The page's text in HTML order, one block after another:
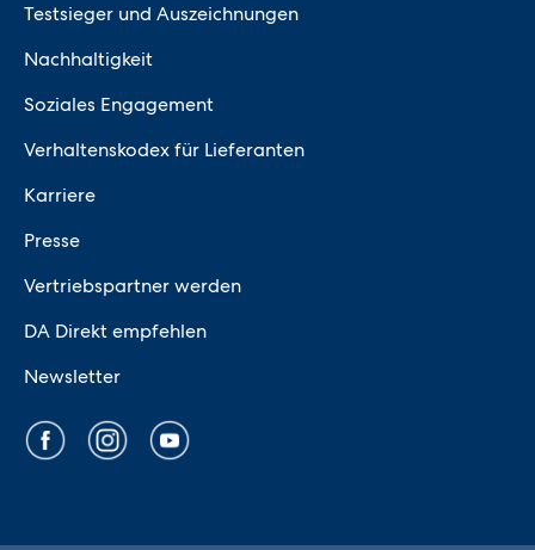
Testsieger und Auszeichnungen
Nachhaltigkeit
Soziales Engagement
Verhaltenskodex für Lieferanten
Karriere
Presse
Vertriebspartner werden
DA Direkt empfehlen
Newsletter